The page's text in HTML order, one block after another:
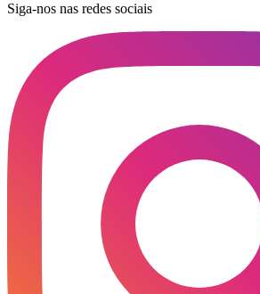
Siga-nos nas redes sociais